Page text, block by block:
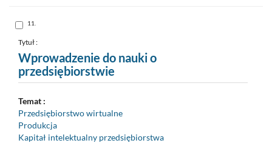
Skocz
do
nr
11
11.
Tytuł :
Wprowadzenie do nauki o
przedsiębiorstwie
Temat :
Przedsiębiorstwo wirtualne
Produkcja
Kapitał intelektualny przedsiębiorstwa